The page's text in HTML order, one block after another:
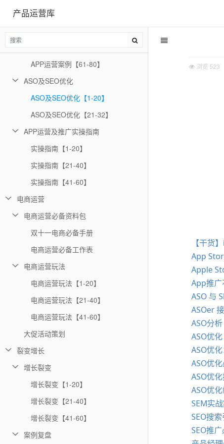
产品运营库
浏览 523
【干货
App
Apple
App推
ASO 与
ASOer
ASO分
ASO优
ASO优
ASO优
ASO优
ASO优
SEM实
SEO搜
SEO推
APP运营案例【1-20】
APP运营案例【21-40】
APP运营案例【61-80】
ASO及SEO优化
ASO及SEO优化【1-20】
ASO及SEO优化【21-32】
APP运营及推广实操指南
实操指南【1-20】
实操指南【21-40】
实操指南【41-60】
电商运营
电商运营必备资料包
双十一电商必备手册
电商运营必备工作表
电商运营玩法
电商运营玩法【1-20】
电商运营玩法【21-40】
电商运营玩法【41-60】
大促活动策划
裂变增长
增长裂变
增长裂变【1-20】
增长裂变【21-40】
增长裂变【41-60】
案例复盘